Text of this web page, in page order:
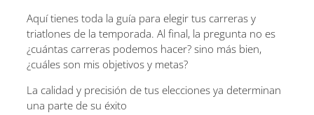
Aquí tienes toda la guía para elegir tus carreras y
triatlones de la temporada. Al final, la pregunta no es
¿cuántas carreras podemos hacer? sino más bien,
¿cuáles son mis objetivos y metas?
La calidad y precisión de tus elecciones ya determinan
una parte de su éxito